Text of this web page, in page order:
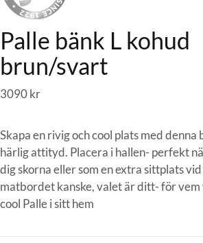
Palle bänk L kohud
brun/svart
3090kr
Skapa en rivig och cool plats med denna
härlig attityd. Placera i hallen- perfekt
dig skorna eller som en extra sittplats
matbordet kanske, valet är ditt- för vem
cool Palle i sitt hem